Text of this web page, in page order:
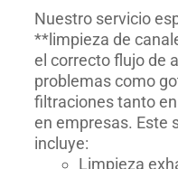
Nuestro servicio
**limpieza de
el correcto flujo de
problemas como
filtraciones tanto
en empresas. Este
incluye:
Limpieza